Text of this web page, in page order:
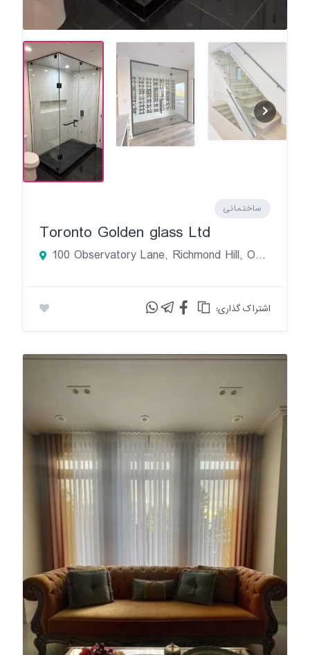
ساختمانی
Toronto Golden glass Ltd
100 Observatory Lane, Richmond Hill, ON, Canada
:اشتراک گذاری